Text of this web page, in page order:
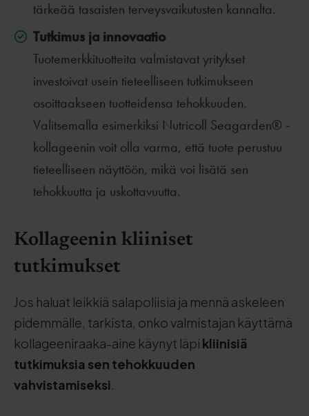
tärkeää tasaisten terveysvaikutusten kannalta.
Tutkimus ja innovaatio
Tuotemerkkituotteita valmistavat yritykset
investoivat usein tieteelliseen tutkimukseen
osoittaakseen tuotteidensa tehokkuuden.
Valitsemalla esimerkiksi Nutricoll Seagarden® -
kollageenin voit olla varma, että tuote perustuu
tieteelliseen näyttöön, mikä voi lisätä sen
tehokkuutta ja uskottavuutta.
Kollageenin kliiniset
tutkimukset
Jos haluat leikkiä salapoliisia ja mennä askeleen
pidemmälle, tarkista, onko valmistajan käyttämä
kollageeniraaka-aine käynyt läpi kliinisiä
tutkimuksia sen tehokkuuden
vahvistamiseksi.